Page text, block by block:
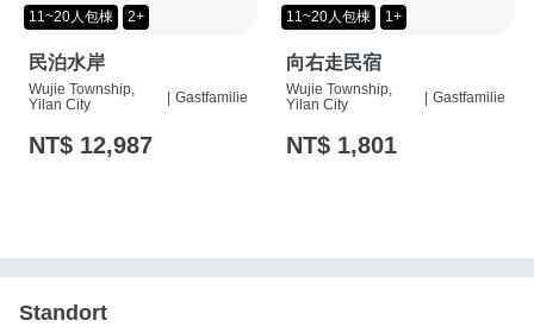
11~20人包棟 2+
民泊水岸
Wujie Township,
Yilan City
| Gastfamilie
NT$ 12,987
11~20人包棟 1+
向右走民宿
Wujie Township,
Yilan City
| Gastfamilie
NT$ 1,801
Standort